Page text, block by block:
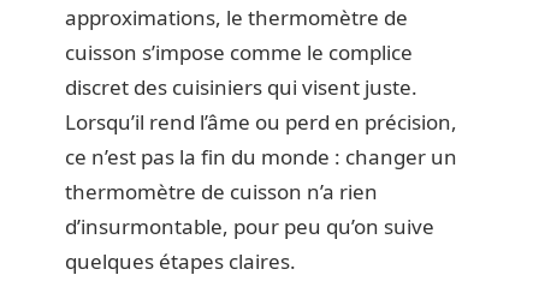
approximations, le thermomètre de
cuisson s’impose comme le complice
discret des cuisiniers qui visent juste.
Lorsqu’il rend l’âme ou perd en précision,
ce n’est pas la fin du monde : changer un
thermomètre de cuisson n’a rien
d’insurmontable, pour peu qu’on suive
quelques étapes claires.